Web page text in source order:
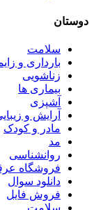
دوستان
سلامت
بارداری و
زناشویی
بیماری ها
آشپزی
آرایش و
مادر و کودک
مد
روانشناسی
فروشگاه
دانلود سوال
فروش فایل
سلامت